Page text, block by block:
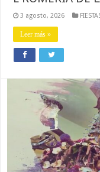
3 agosto, 2026
Leer más »